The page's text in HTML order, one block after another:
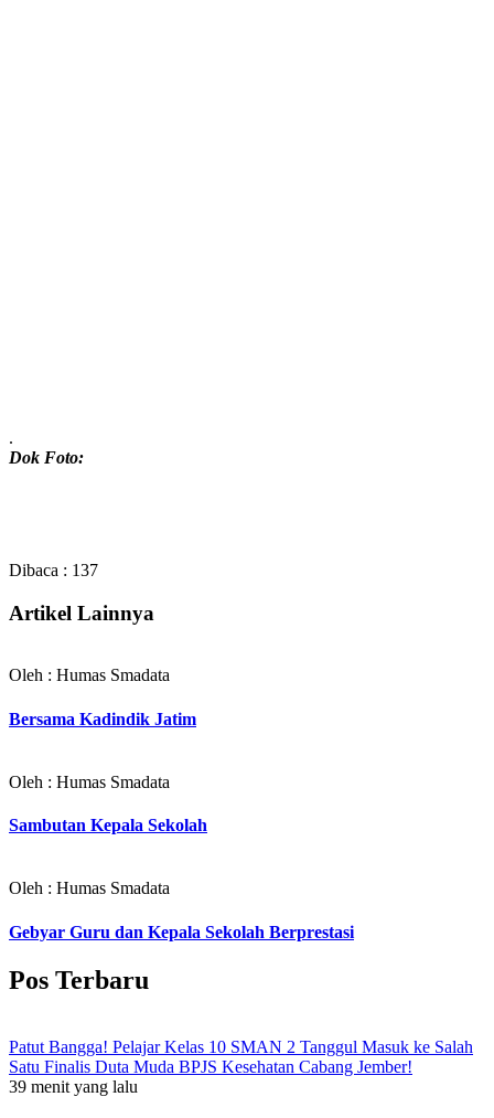
.
Dok Foto:
Dibaca : 137
Artikel Lainnya
Oleh : Humas Smadata
Bersama Kadindik Jatim
Oleh : Humas Smadata
Sambutan Kepala Sekolah
Oleh : Humas Smadata
Gebyar Guru dan Kepala Sekolah Berprestasi
Pos Terbaru
Patut Bangga! Pelajar Kelas 10 SMAN 2 Tanggul Masuk ke Salah
Satu Finalis Duta Muda BPJS Kesehatan Cabang Jember!
39 menit yang lalu